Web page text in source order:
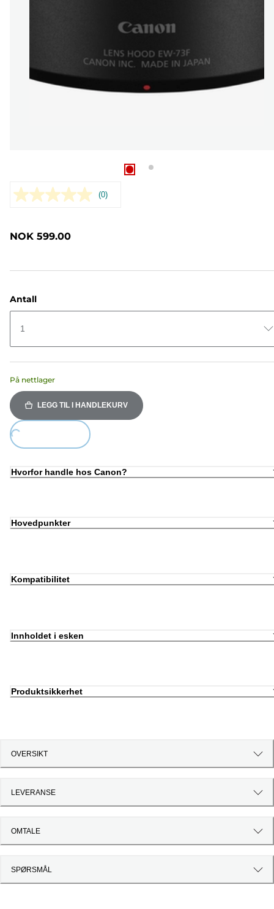
Ingen
(0)
NOK 599.00
Antall
1
På nettlager
LEGG TIL I HANDLEKURV
Hvorfor handle hos Canon?
Hovedpunkter
Kompatibilitet
Innholdet i esken
Produktsikkerhet
OVERSIKT
LEVERANSE
OMTALE
SPØRSMÅL